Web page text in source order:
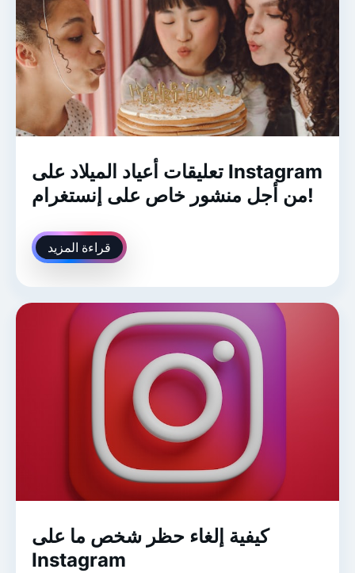
تعليقات أعياد الميلاد على Instagram
من أجل منشور خاص على إنستغرام!
قراءة المزيد
كيفية إلغاء حظر شخص ما على
Instagram